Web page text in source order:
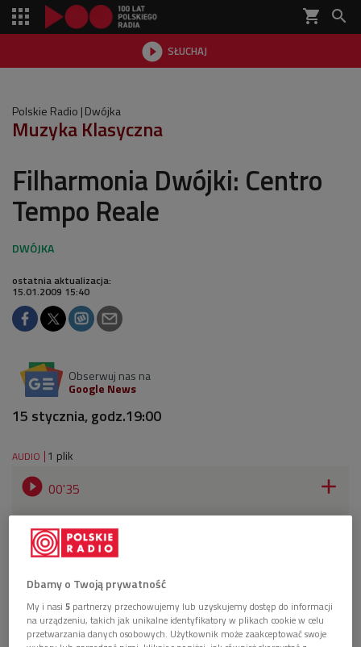
shopping_cart 
 SŁUCHAJ

Polskie Radio Dwójka
Muzyka Klasyczna
Filharmonia Dwójki: Centro
Tempo Reale
ostatnia aktualizacja:
15.01.2009 15:40
Obserwuj nas na
Google News
15 stycznia, godz.19:00
AUDIO 1 plik
 00'35 
Andrzej Chłopecki zaprasza na retransmisję z 51.
Festiwalu Muzyki Współczesnej "Warszawska Jesień"
(20.09.2008).
W programie: utwory Hildy Paredes, Javiera Torres
Dbamy o Twoją prywatność
My i nasi5 partnerzy przechowujemy lub uzyskujemy dostęp do informacji
na urządzeniu, takich jak unikalne identyfikatory w plikach cookie w celu
przetwarzania danych osobowych. Użytkownik może zaakceptować swoje